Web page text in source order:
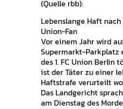
(Quelle rbb):
Lebenslange Haft
Union-Fan
Vor einem Jahr wird
Supermarkt-Parkplatz
des 1. FC Union Berlin
ist der Täter zu einer
Haftstrafe verurteilt
Das Landgericht
am Dienstag des